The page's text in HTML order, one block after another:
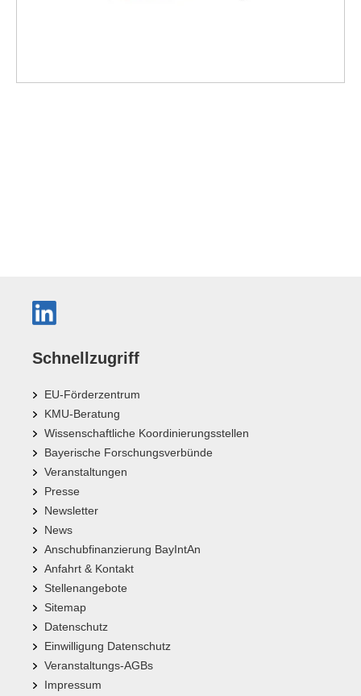
Schnellzugriff
EU-Förderzentrum
KMU-Beratung
Wissenschaftliche Koordinierungsstellen
Bayerische Forschungsverbünde
Veranstaltungen
Presse
Newsletter
News
Anschubfinanzierung BayIntAn
Anfahrt & Kontakt
Stellenangebote
Sitemap
Datenschutz
Einwilligung Datenschutz
Veranstaltungs-AGBs
Impressum